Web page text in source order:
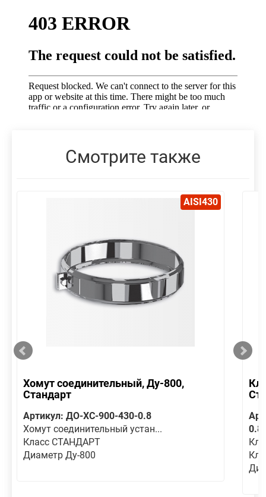
Смотрите также
AISI430
Хомут соединительный, Ду-800,
Стандарт
Артикул: ДО-ХС-900-430-0.8
Хомут соединительный устан...
Класс СТАНДАРТ
Диаметр Ду-800